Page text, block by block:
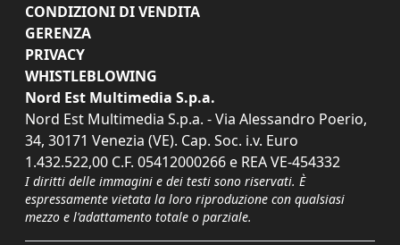
CONDIZIONI DI VENDITA
GERENZA
PRIVACY
WHISTLEBLOWING
Nord Est Multimedia S.p.a.
Nord Est Multimedia S.p.a. - Via Alessandro Poerio,
34, 30171 Venezia (VE). Cap. Soc. i.v. Euro
1.432.522,00 C.F. 05412000266 e REA VE-454332
I diritti delle immagini e dei testi sono riservati. È
espressamente vietata la loro riproduzione con qualsiasi
mezzo e l'adattamento totale o parziale.